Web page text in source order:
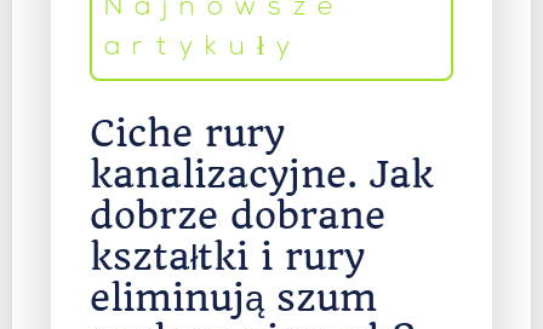
artykuły
Ciche rury
kanalizacyjne. Jak
dobrze dobrane
kształtki i rury
eliminują szum